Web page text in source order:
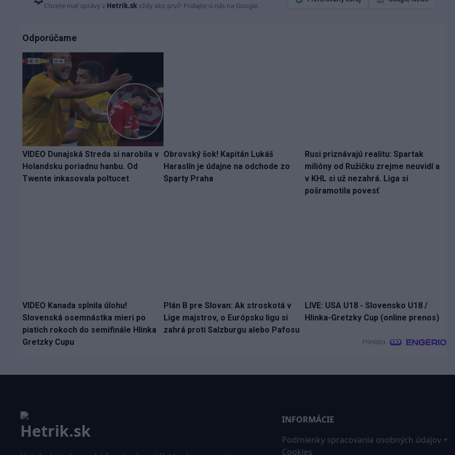
Chcete mať správy z Hetrik.skvždy ako prví? Pridajte si nás na Google.
Odporúčame
VIDEO Dunajská Streda si narobila v
Holandsku poriadnu hanbu. Od
Twente inkasovala poltucet
Obrovský šok! Kapitán Lukáš
Haraslín je údajne na odchode zo
Sparty Praha
Rusi priznávajú realitu: Spartak
milióny od Ružičku zrejme neuvidí a
v KHL si už nezahrá. Liga si
pošramotila povesť
VIDEO Kanada splnila úlohu!
Slovenská osemnástka mieri po
piatich rokoch do semifinále Hlinka
Gretzky Cupu
Plán B pre Slovan: Ak stroskotá v
Lige majstrov, o Európsku ligu si
zahrá proti Salzburgu alebo Pafosu
LIVE: USA U18 - Slovensko U18 /
Hlinka-Gretzky Cup (online prenos)
INFORMÁCIE
Podmienky spracovania osobných údajov +
Cookies